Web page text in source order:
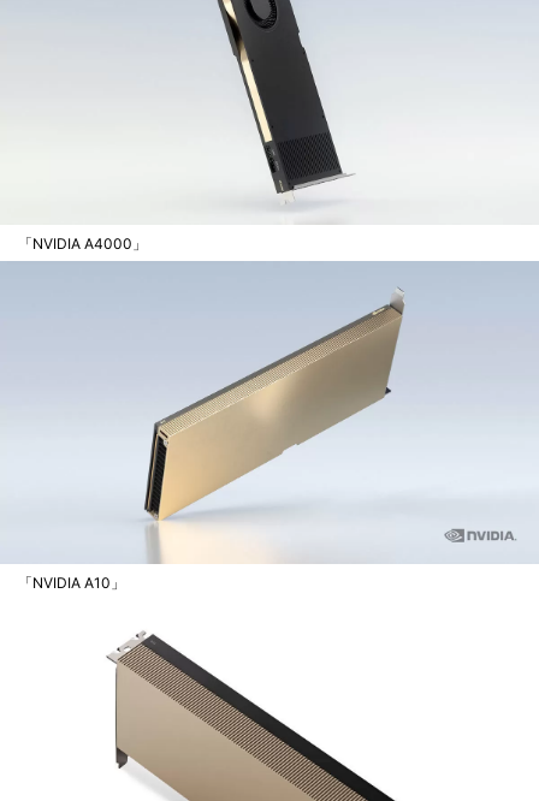
「NVIDIA A4000」
「NVIDIA A10」